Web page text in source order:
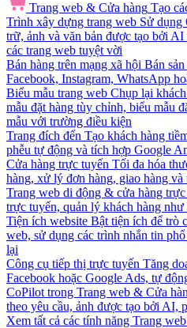
Trang web & Cửa hàng Tạo
Trình xây dựng trang web Sử dụng
trữ, ảnh và văn bản được tạo bởi
các trang web tuyệt vời
Bán hàng trên mạng xã hội Bán
Facebook, Instagram, WhatsApp
Biểu mẫu trang web Chụp lại
mẫu đặt hàng tùy chỉnh, biểu mẫu
mẫu với trường điều kiện
Trang đích đến Tạo khách hàng
phễu tự động và tích hợp Google
Cửa hàng trực tuyến Tối đa hóa
hàng, xử lý đơn hàng, giao hàng và
Trang web di động & cửa hàng trực
trực tuyến, quản lý khách hàng
Tiện ích website Bật tiện ích để trò
web, sử dụng các trình nhắn tin
lại
Công cụ tiếp thị trực tuyến Tăng
Facebook hoặc Google Ads, tự
CoPilot trong Trang web & Cửa
theo yêu cầu, ảnh được tạo bởi AI,
Xem tất cả các tính năng Trang